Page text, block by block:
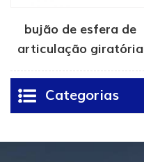
bujão de esfera de
articulação giratória
de alta pressão
Categorias